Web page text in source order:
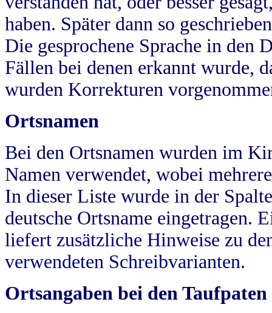
haben. Später dann so
Die gesprochene Sprache in
Fällen bei denen erkannt wurde,
wurden Korrekturen
Ortsnamen
Bei den Ortsnamen wurden im
Namen verwendet, wobei
In dieser Liste wurde in der
deutsche Ortsname eingetragen.
liefert zusätzliche Hinweise zu
verwendeten Schreibvarianten.
Ortsangaben bei den Taufpaten